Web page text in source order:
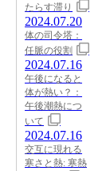
たらす滞り
2024.07.20
体の司令塔：
任脈の役割
2024.07.16
午後になると
体が熱い？：
午後潮熱につ
いて
2024.07.16
交互に現れる
寒さと熱: 寒熱